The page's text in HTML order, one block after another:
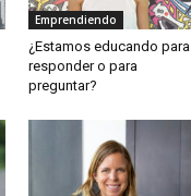
Emprendiendo
¿Estamos educando para
responder o para
preguntar?